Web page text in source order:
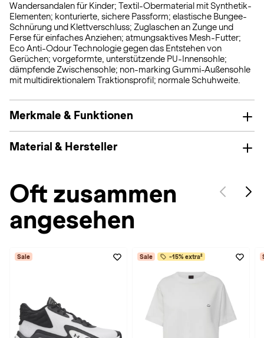
Wandersandalen für Kinder; Textil-Obermaterial mit Synthetik-
Elementen; konturierte, sichere Passform; elastische Bungee-
Schnürung und Klettverschluss; Zuglaschen an Zunge und
Ferse für einfaches Anziehen; atmungsaktives Mesh-Futter;
Eco Anti-Odour Technologie gegen das Entstehen von
Gerüchen; vorgeformte, unterstützende PU-Innensohle;
dämpfende Zwischensohle; non-marking Gummi-Außensohle
mit multidirektionalem Traktionsprofil; normale Schuhweite.
Merkmale & Funktionen
Material & Hersteller
Oft zusammen
angesehen
Sale Sale -15% extra²